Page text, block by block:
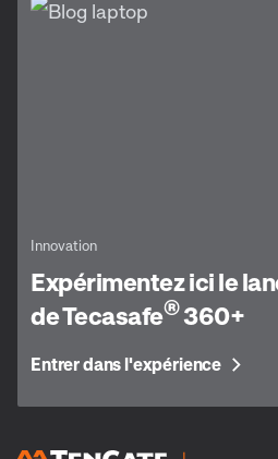
Innovation
Expérimentez ici le
de Tecasafe®360+
Entrer dans l'expérience